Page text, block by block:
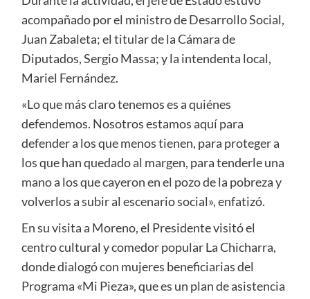
acompañado por el ministro de Desarrollo Social,
Juan Zabaleta; el titular de la Cámara de
Diputados, Sergio Massa; y la intendenta local,
Mariel Fernández.
«Lo que más claro tenemos es a quiénes
defendemos. Nosotros estamos aquí para
defender a los que menos tienen, para proteger a
los que han quedado al margen, para tenderle una
mano a los que cayeron en el pozo de la pobreza y
volverlos a subir al escenario social», enfatizó.
En su visita a Moreno, el Presidente visitó el
centro cultural y comedor popular La Chicharra,
donde dialogó con mujeres beneficiarias del
Programa «Mi Pieza», que es un plan de asistencia